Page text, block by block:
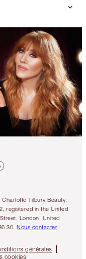
Tilbury Beauty.
registered in the United
London, United
30. Nous contacter
générales
cookies